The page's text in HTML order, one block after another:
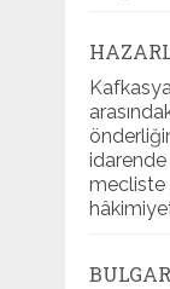
idarende
mecliste